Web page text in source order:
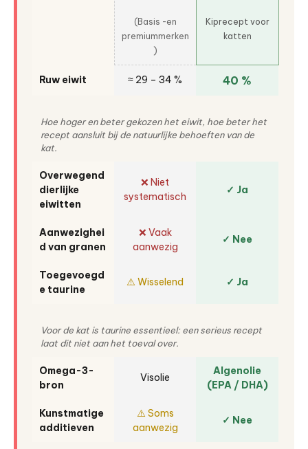
(Basis -en
premiummerken
)
Kiprecept voor
katten
Ruw eiwit ≈ 29 – 34 % 40 %
Hoe hoger en beter gekozen het eiwit, hoe beter het
recept aansluit bij de natuurlijke behoeften van de
kat.
Overwegend
dierlijke
eiwitten
❌ Niet
systematisch
✓ Ja
Aanwezighei
d van granen
❌ Vaak
aanwezig
✓ Nee
Toegevoegd
e taurine
⚠️ Wisselend ✓ Ja
Voor de kat is taurine essentieel: een serieus recept
laat dit niet aan het toeval over.
Omega-3-
bron
Visolie
Algenolie
(EPA / DHA)
Kunstmatige
additieven
⚠️ Soms
aanwezig
✓ Nee